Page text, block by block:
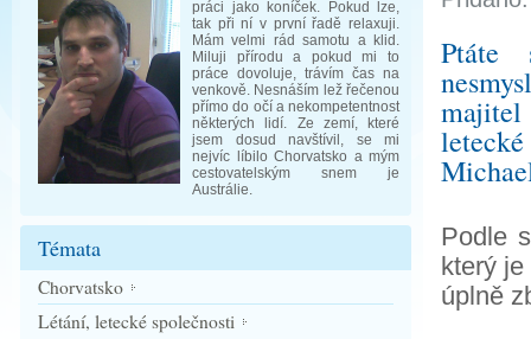
práci jako koníček. Pokud lze,
tak při ní v první řadě relaxuji.
Mám velmi rád samotu a klid.
Miluji přírodu a pokud mi to
práce dovoluje, trávím čas na
venkově. Nesnáším lež řečenou
přímo do očí a nekompetentnost
některých lidí. Ze zemí, které
jsem dosud navštívil, se mi
nejvíc líbilo Chorvatsko a mým
cestovatelským snem je
Austrálie.
Témata
Chorvatsko
Létání, letecké společnosti
Ptáte
Podle
který
úplně